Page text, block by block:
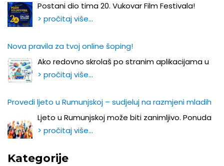
Postani dio tima 20. Vukovar Film Festivala!
> pročitaj više…
Nova pravila za tvoj online šoping!
Ako redovno skrolaš po stranim aplikacijama u
> pročitaj više…
Provedi ljeto u Rumunjskoj – sudjeluj na razmjeni mladih
Ljeto u Rumunjskoj može biti zanimljivo. Ponuda
> pročitaj više…
Kategorije